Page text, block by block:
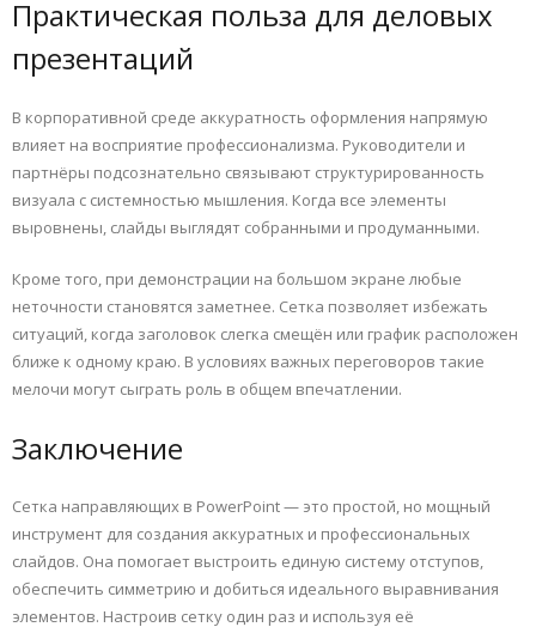
Практическая польза для деловых
презентаций
В корпоративной среде аккуратность оформления напрямую
влияет на восприятие профессионализма. Руководители и
партнёры подсознательно связывают структурированность
визуала с системностью мышления. Когда все элементы
выровнены, слайды выглядят собранными и продуманными.
Кроме того, при демонстрации на большом экране любые
неточности становятся заметнее. Сетка позволяет избежать
ситуаций, когда заголовок слегка смещён или график расположен
ближе к одному краю. В условиях важных переговоров такие
мелочи могут сыграть роль в общем впечатлении.
Заключение
Сетка направляющих в PowerPoint — это простой, но мощный
инструмент для создания аккуратных и профессиональных
слайдов. Она помогает выстроить единую систему отступов,
обеспечить симметрию и добиться идеального выравнивания
элементов. Настроив сетку один раз и используя её